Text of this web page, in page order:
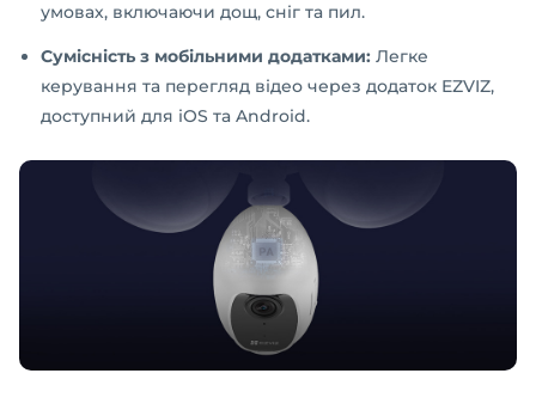
умовах, включаючи дощ, сніг та пил.
Сумісність з мобільними додатками: Легке
керування та перегляд відео через додаток EZVIZ,
доступний для iOS та Android.